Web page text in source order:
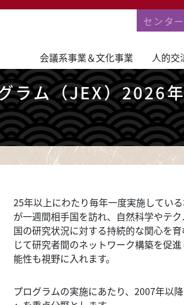
センタ
会議系事業＆文化事業 人的交
日独若手専門家交流プログラム
ラム（JEX）2026
25年以上にわたり毎年一度実施してい
が一週間相手国を訪れ、自然科学やテ
国の研究状況に対する持続的な関心を
じて研究者間のネットワーク構築を促
能性も視野に入れます。
プログラムの実施にあたり、2007年以